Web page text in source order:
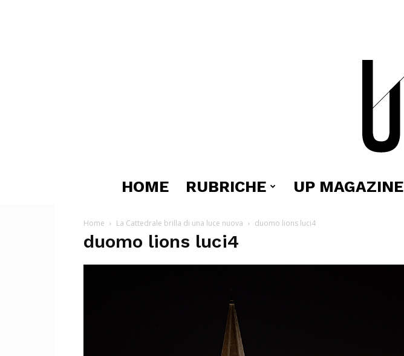
HOME RUBRICHE UP MAGAZINE
Home La Cattedrale brilla di una luce nuova duomo lions luci4
duomo lions luci4